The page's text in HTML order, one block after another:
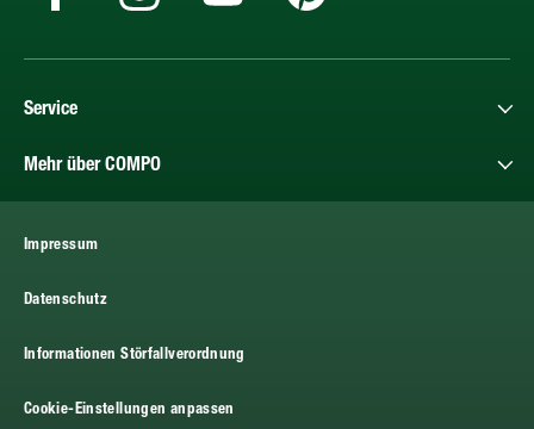
Service
Mehr über COMPO
Impressum
Datenschutz
Informationen Störfallverordnung
Cookie-Einstellungen anpassen